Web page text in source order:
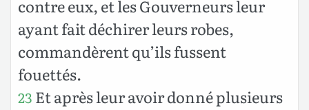
contre eux, et les Gouverneurs leur
ayant fait déchirer leurs robes,
commandèrent qu’ils fussent
fouettés.
23 Et après leur avoir donné plusieurs